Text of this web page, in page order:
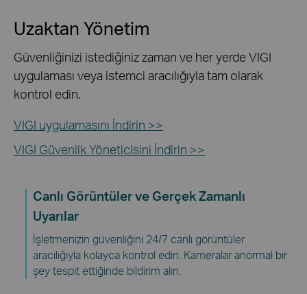
Uzaktan Yönetim
Güvenliğinizi istediğiniz zaman ve her yerde VIGI
uygulaması veya istemci aracılığıyla tam olarak
kontrol edin.
VIGI uygulamasını İndirin >>
VIGI Güvenlik Yöneticisini İndirin >>
Canlı Görüntüler ve Gerçek Zamanlı
Uyarılar
İşletmenizin güvenliğini 24/7 canlı görüntüler
aracılığıyla kolayca kontrol edin. Kameralar anormal bir
şey tespit ettiğinde bildirim alın.